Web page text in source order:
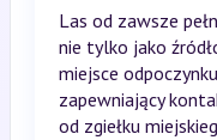
Las od zawsze
nie tylko jako
miejsce
zapewniający
od zgiełku